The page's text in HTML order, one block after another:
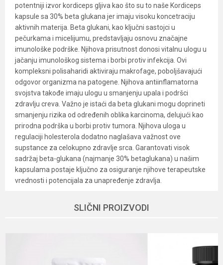
potentniji izvor kordiceps gljiva kao što su to naše Kordiceps
kapsule sa 30% beta glukana jer imaju visoku koncetraciju
aktivnih materija. Beta glukani, kao ključni sastojci u
pečurkama i micelijumu, predstavljaju osnovu značajne
imunološke podrške. Njihova prisutnost donosi vitalnu ulogu u
jačanju imunološkog sistema i borbi protiv infekcija. Ovi
kompleksni polisaharidi aktiviraju makrofage, poboljšavajući
odgovor organizma na patogene. Njihova antiinflamatorna
svojstva takođe imaju ulogu u smanjenju upala i podršci
zdravlju creva. Važno je istaći da beta glukani mogu doprineti
smanjenju rizika od određenih oblika karcinoma, delujući kao
prirodna podrška u borbi protiv tumora. Njihova uloga u
regulaciji holesterola dodatno naglašava važnost ove
supstance za celokupno zdravlje srca. Garantovati visok
sadržaj beta-glukana (najmanje 30% betaglukana) u našim
kapsulama postaje ključno za osiguranje njihove terapeutske
vrednosti i potencijala za unapređenje zdravlja.
Superfood
SLIČNI PROIZVODI